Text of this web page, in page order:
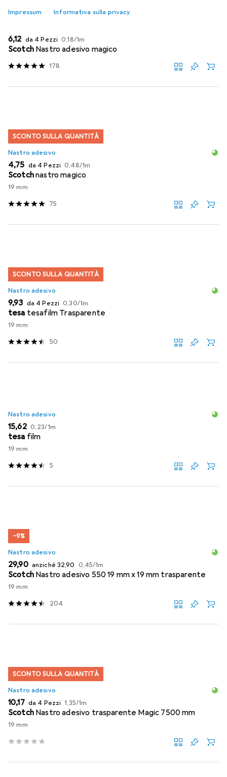
Impressum Informativa sulla privacy
SCONTO SULLA QUANTITÀ
EUR
6,12 da 4 Pezzi EUR
0,18/1m
Scotch Nastro adesivo magico
178
SCONTO SULLA QUANTITÀ
Nastro adesivo
EUR
4,75 da 4 Pezzi EUR
0,48/1m
Scotchnastro magico
19 mm
75
SCONTO SULLA QUANTITÀ
Nastro adesivo
EUR
9,93 da 4 Pezzi EUR
0,30/1m
tesa tesafilm Trasparente
19 mm
50
Nastro adesivo
EUR
15,62 EUR
0,23/1m
tesa film
19 mm
5
−9%
Nastro adesivo
EUR
29,90 anziché EUR
32,90 EUR
0,45/1m
Scotch Nastro adesivo 550 19 mm x 19 mm trasparente
19 mm
204
SCONTO SULLA QUANTITÀ
Nastro adesivo
EUR
10,17 da 4 Pezzi EUR
1,35/1m
Scotch Nastro adesivo trasparente Magic 7500 mm
19 mm